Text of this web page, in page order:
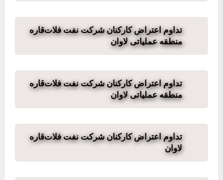
تداوم اعتراض کارکنان شرکت نفت فلات‌قاره
منطقه عملیاتی لاوان
تداوم اعتراض کارکنان شرکت نفت فلات‌قاره
منطقه عملیاتی لاوان
تداوم اعتراض کارکنان شرکت نفت فلات‌قاره
لاوان